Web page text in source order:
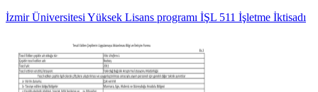
İzmir Üniversitesi Yüksek Lisans programı İŞL 511 İşletme İktisadı